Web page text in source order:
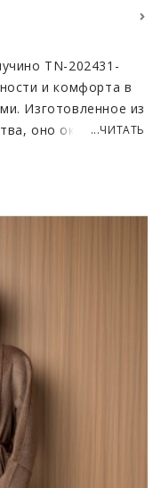
TN-202431-
и комфорта в
Изготовленное из
оно окутывает
и
и
капучино
легко
гардероба
станет одним из
одежды в вашем
вкус,
...ЧИТАТЬ